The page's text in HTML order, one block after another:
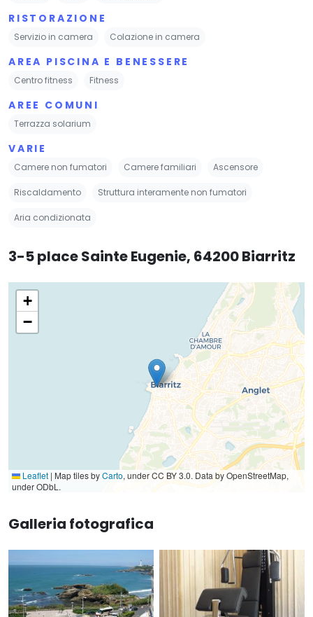
RISTORAZIONE
Servizio in camera Colazione in camera
AREA PISCINA E BENESSERE
Centro fitness Fitness
AREE COMUNI
Terrazza solarium
VARIE
Camere non fumatori Camere familiari Ascensore
Riscaldamento Struttura interamente non fumatori
Aria condizionata
3-5 place Sainte Eugenie, 64200 Biarritz
+
−
Leaflet | Map tiles byCarto, under CC BY 3.0. Data by OpenStreetMap,
under ODbL.
Galleria fotografica